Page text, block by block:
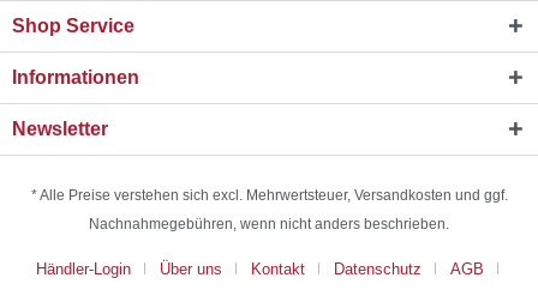
Shop Service
Informationen
Newsletter
* Alle Preise verstehen sich excl. Mehrwertsteuer, Versandkosten und ggf.
Nachnahmegebühren, wenn nicht anders beschrieben.
Händler-Login Über uns Kontakt Datenschutz AGB